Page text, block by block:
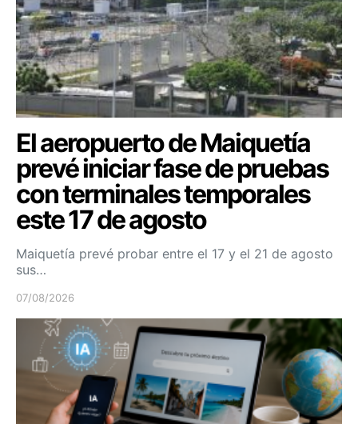
El aeropuerto de Maiquetía
prevé iniciar fase de pruebas
con terminales temporales
este 17 de agosto
Maiquetía prevé probar entre el 17 y el 21 de agosto
sus…
07/08/2026